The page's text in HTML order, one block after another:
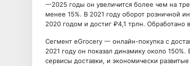
一2025 годы он увеличится более чем на
менее 15%. В 2021 году оборот розничной
2020 годом и достиг ₽4,1 трлн. Обработано
Сегмент eGrocery 一 онлайн-покупка с
2021 году он показал динамику около
сервисы доставки, и экономически